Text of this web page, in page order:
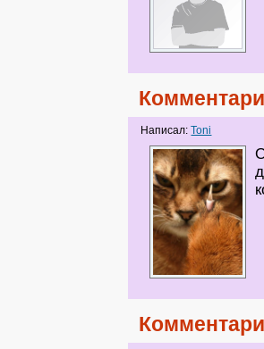
Написал:Toni